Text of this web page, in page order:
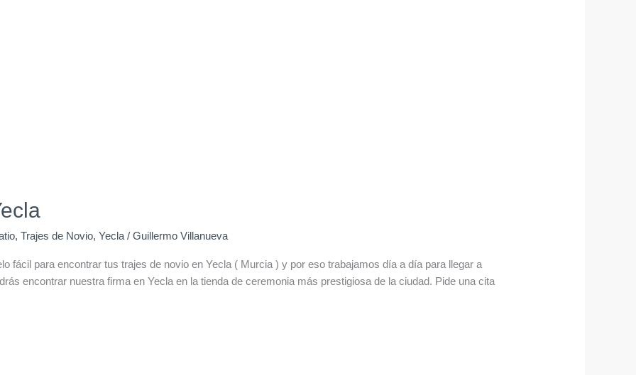
,Trajes de Novio,Yecla /Guillermo Villanueva
fácil para encontrar tus trajes de novio en Yecla ( Murcia ) y por eso trabajamos día a día para llegar a
encontrar nuestra firma en Yecla en la tienda de ceremonia más prestigiosa de la ciudad. Pide una cita